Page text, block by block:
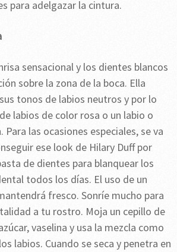
para adelgazar la cintura.
sensacional y los dientes blancos
sobre la zona de la boca. Ella
tonos de labios neutros y por lo
labios de color rosa o un labio o
las ocasiones especiales, se va
ese look de Hilary Duff por
de dientes para blanquear los
todos los días. El uso de un
fresco. Sonríe mucho para
a tu rostro. Moja un cepillo de
vaselina y usa la mezcla como
labios. Cuando se seca y penetra en